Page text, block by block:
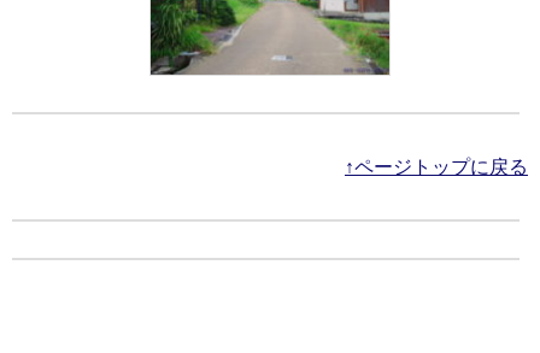
↑ページトップに戻る